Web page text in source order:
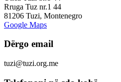
Rruga Tuz nr.1 44
81206 Tuzi, Montenegro
Google Maps
Dërgo email
tuzi@tuzi.org.me